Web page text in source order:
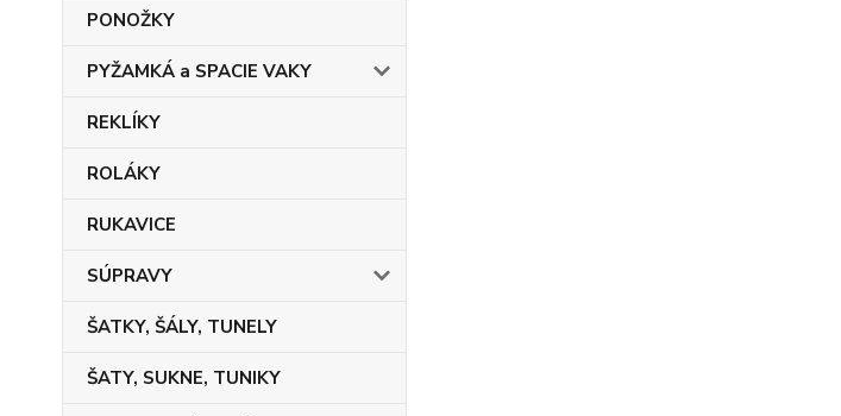
PONOŽKY
PYŽAMKÁ a SPACIE VAKY
REKLÍKY
ROLÁKY
RUKAVICE
SÚPRAVY
ŠATKY, ŠÁLY, TUNELY
ŠATY, SUKNE, TUNIKY